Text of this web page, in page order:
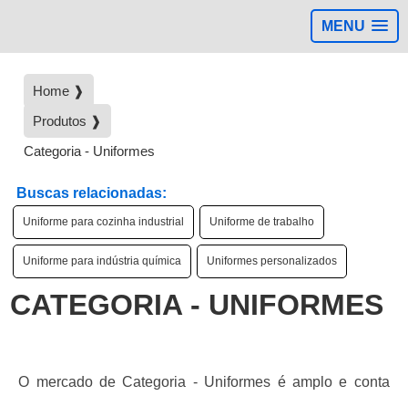
MENU
Home ❱
Produtos ❱
Categoria - Uniformes
Buscas relacionadas:
Uniforme para cozinha industrial Uniforme de trabalho
Uniforme para indústria química Uniformes personalizados
CATEGORIA - UNIFORMES
O mercado de Categoria - Uniformes é amplo e conta